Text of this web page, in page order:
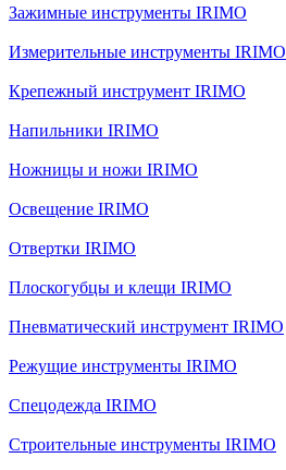
Зажимные инструменты IRIMO
Измерительные инструменты IRIMO
Крепежный инструмент IRIMO
Напильники IRIMO
Ножницы и ножи IRIMO
Освещение IRIMO
Отвертки IRIMO
Плоскогубцы и клещи IRIMO
Пневматический инструмент IRIMO
Режущие инструменты IRIMO
Спецодежда IRIMO
Строительные инструменты IRIMO